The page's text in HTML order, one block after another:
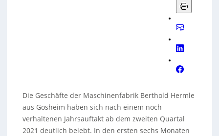
Die Geschäfte der Maschinenfabrik Berthold Hermle
aus Gosheim haben sich nach einem noch
verhaltenen Jahrsauftakt ab dem zweiten Quartal
2021 deutlich belebt. In den ersten sechs Monaten